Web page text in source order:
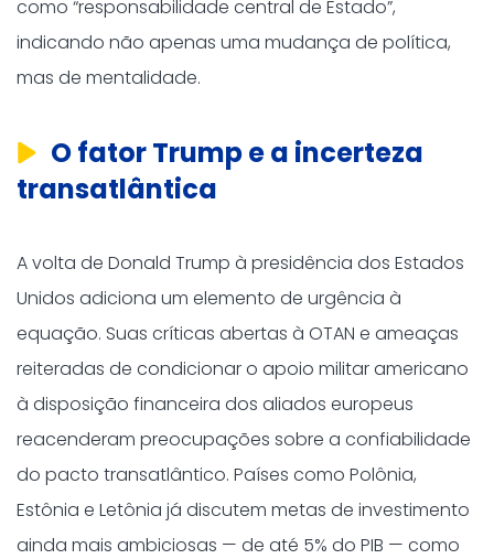
como “responsabilidade central de Estado”,
indicando não apenas uma mudança de política,
mas de mentalidade.
O fator Trump e a incerteza
transatlântica
A volta de Donald Trump à presidência dos Estados
Unidos adiciona um elemento de urgência à
equação. Suas críticas abertas à OTAN e ameaças
reiteradas de condicionar o apoio militar americano
à disposição financeira dos aliados europeus
reacenderam preocupações sobre a confiabilidade
do pacto transatlântico. Países como Polônia,
Estônia e Letônia já discutem metas de investimento
ainda mais ambiciosas — de até 5% do PIB — como